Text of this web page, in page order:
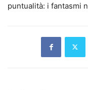
puntualità: i fantasmi